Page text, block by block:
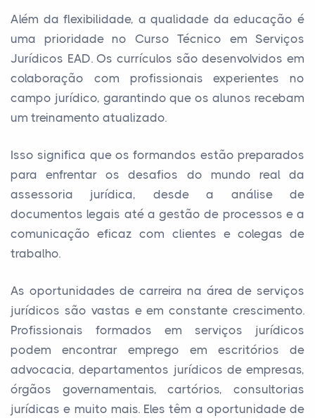
Além da flexibilidade, a qualidade da educação é
uma prioridade no Curso Técnico em Serviços
Jurídicos EAD. Os currículos são desenvolvidos em
colaboração com profissionais experientes no
campo jurídico, garantindo que os alunos recebam
um treinamento atualizado.
Isso significa que os formandos estão preparados
para enfrentar os desafios do mundo real da
assessoria jurídica, desde a análise de
documentos legais até a gestão de processos e a
comunicação eficaz com clientes e colegas de
trabalho.
As oportunidades de carreira na área de serviços
jurídicos são vastas e em constante crescimento.
Profissionais formados em serviços jurídicos
podem encontrar emprego em escritórios de
advocacia, departamentos jurídicos de empresas,
órgãos governamentais, cartórios, consultorias
jurídicas e muito mais. Eles têm a oportunidade de